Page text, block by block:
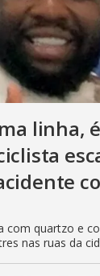
linha,
com quartzo e
nas ruas da